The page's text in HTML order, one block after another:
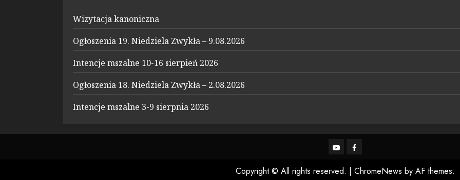
Wizytacja kanoniczna
Ogłoszenia 19. Niedziela Zwykła – 9.08.2026
Intencje mszalne 10-16 sierpień 2026
Ogłoszenia 18. Niedziela Zwykła – 2.08.2026
Intencje mszalne 3-9 sierpnia 2026
YouTubeFacebook
Copyright © All rights reserved. | ChromeNews by AF themes.